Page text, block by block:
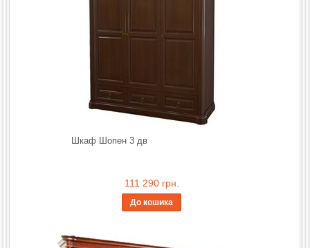
Шкаф Шопен 3 дв
111 290 грн.
До кошика